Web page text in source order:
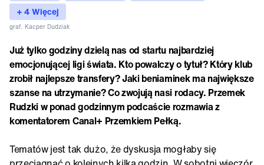
+ 4 Więcej
graf. Kacper Dudziak
Już tylko godziny dzielą nas od startu najbardziej
emocjonującej ligi świata. Kto powalczy o tytuł? Który klub
zrobił najlepsze transfery? Jaki beniaminek ma największe
szanse na utrzymanie? Co zwojują nasi rodacy. Przemek
Rudzki w ponad godzinnym podcaście rozmawia z
komentatorem Canal+ Przemkiem Pełką.
Tematów jest tak dużo, że dyskusja mogłaby się